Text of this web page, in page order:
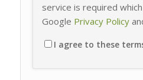
service is required
Google Privacy Policy
I agree to these